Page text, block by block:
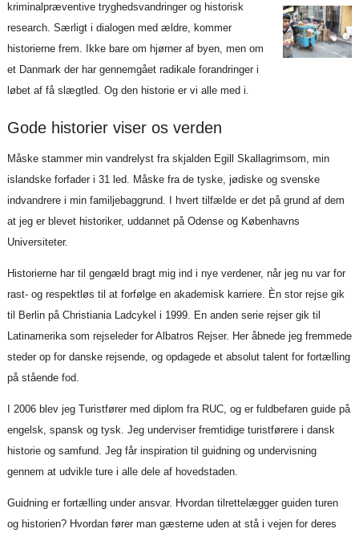
kriminalpræventive tryghedsvandringer og historisk
research. Særligt i dialogen med ældre, kommer
historierne frem. Ikke bare om hjørner af byen, men om
et Danmark der har gennemgået radikale forandringer i
løbet af få slægtled. Og den historie er vi alle med i.
Gode historier viser os verden
Måske stammer min vandrelyst fra skjalden Egill Skallagrimsom, min
islandske forfader i 31 led. Måske fra de tyske, jødiske og svenske
indvandrere i min familjebaggrund. I hvert tilfælde er det på grund af dem
at jeg er blevet historiker, uddannet på Odense og Københavns
Universiteter.
Historierne har til gengæld bragt mig ind i nye verdener, når jeg nu var for
rast- og respektløs til at forfølge en akademisk karriere. Èn stor rejse gik
til Berlin på Christiania Ladcykel i 1999. En anden serie rejser gik til
Latinamerika som rejseleder for Albatros Rejser. Her åbnede jeg fremmede
steder op for danske rejsende, og opdagede et absolut talent for fortælling
på stående fod.
I 2006 blev jeg Turistfører med diplom fra RUC, og er fuldbefaren guide på
engelsk, spansk og tysk. Jeg underviser fremtidige turistførere i dansk
historie og samfund. Jeg får inspiration til guidning og undervisning
gennem at udvikle ture i alle dele af hovedstaden.
Guidning er fortælling under ansvar. Hvordan tilrettelægger guiden turen
og historien? Hvordan fører man gæsterne uden at stå i vejen for deres